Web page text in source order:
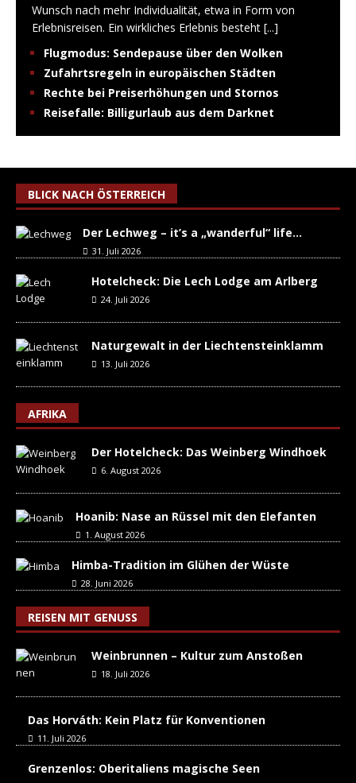
Wunsch nach mehr Individualität, etwa in Form von
Erlebnisreisen. Ein wirkliches Erlebnis besteht [...]
Flugmodus: Sendepause über den Wolken
Zufahrtsregeln in europäischen Städten
Rechte bei Preiserhöhungen und Stornos
Reisefalle: Billigurlaub aus dem Darknet
BLICK NACH ÖSTERREICH
Der Lechweg – it’s a „wanderful“ life…
31. Juli 2026
Hotelcheck: Die Lech Lodge am Arlberg
24. Juli 2026
Naturgewalt in der Liechtensteinklamm
13. Juli 2026
AFRIKA
Der Hotelcheck: Das Weinberg Windhoek
6. August 2026
Hoanib: Nase an Rüssel mit den Elefanten
1. August 2026
Himba-Tradition im Glühen der Wüste
28. Juni 2026
REISEN MIT GENUSS
Weinbrunnen – Kultur zum Anstoßen
18. Juli 2026
Das Horváth: Kein Platz für Konventionen
11. Juli 2026
Grenzenlos: Oberitaliens magische Seen